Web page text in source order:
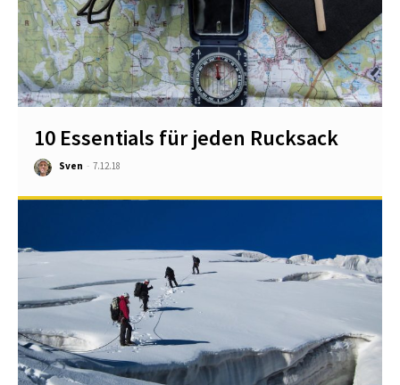
10 Essentials für jeden Rucksack
Sven - 7.12.18